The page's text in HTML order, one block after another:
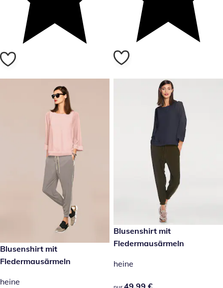
49,99 €
Blusenshirt mit
Fledermausärmeln
heine
49,99 €
Blusenshirt mit
Fledermausärmeln
heine
49,99 €
49,99 €